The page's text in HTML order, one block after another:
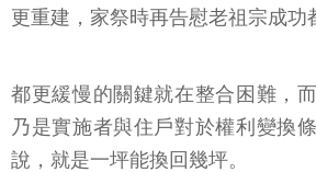
更重建，家祭時再告慰老祖宗成功
都更緩慢的關鍵就在整合困難，
乃是實施者與住戶對於權利變換
說，就是一坪能換回幾坪。